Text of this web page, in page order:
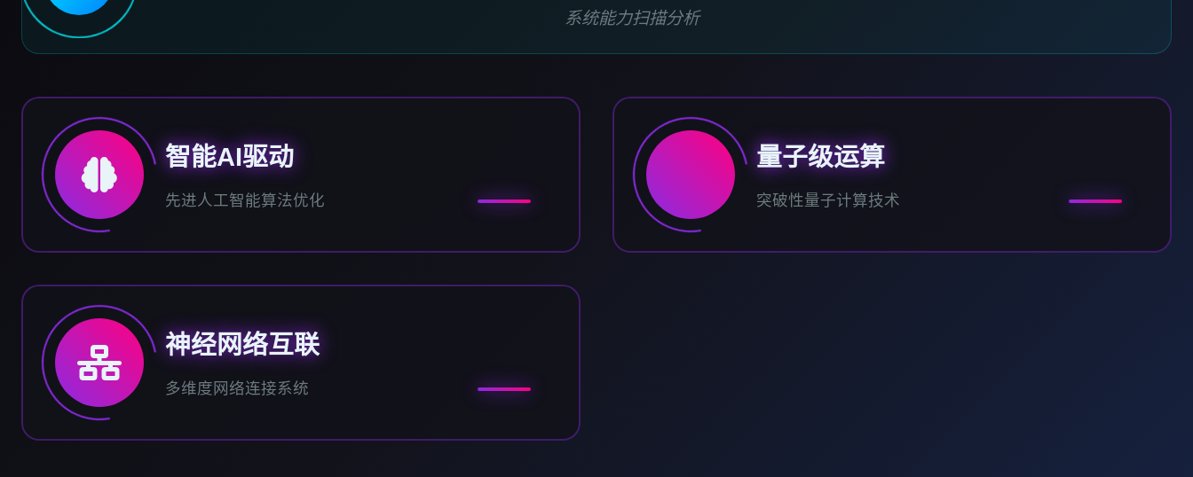
系统能力扫描分析
智能AI驱动
先进人工智能算法优化
量子级运算
突破性量子计算技术
神经网络互联
多维度网络连接系统